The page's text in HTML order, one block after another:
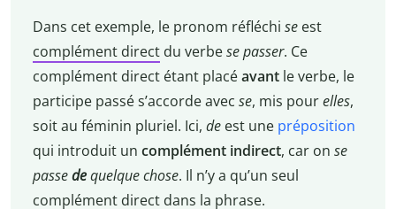
Dans cet exemple, le pronom réfléchi se est
complément directdu verbese passer. Ce
complément direct étant placéavantle verbe, le
participe passé s’accorde avec se, mis pourelles,
soit au féminin pluriel. Ici, deest une préposition
qui introduit un complément indirect, car on se
passedequelque chose. Il n’y a qu’un seul
complément direct dans la phrase.